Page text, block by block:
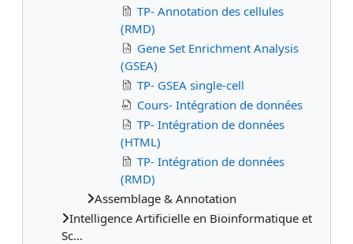
TP- Annotation des cellules
(RMD)
Gene Set Enrichment Analysis
(GSEA)
TP- GSEA single-cell
Cours- Intégration de données
TP- Intégration de données
(HTML)
TP- Intégration de données
(RMD)
Assemblage & Annotation
Intelligence Artificielle en Bioinformatique et
Sc...